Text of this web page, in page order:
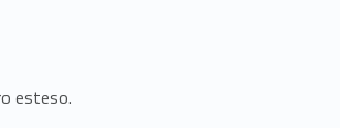
esteso.